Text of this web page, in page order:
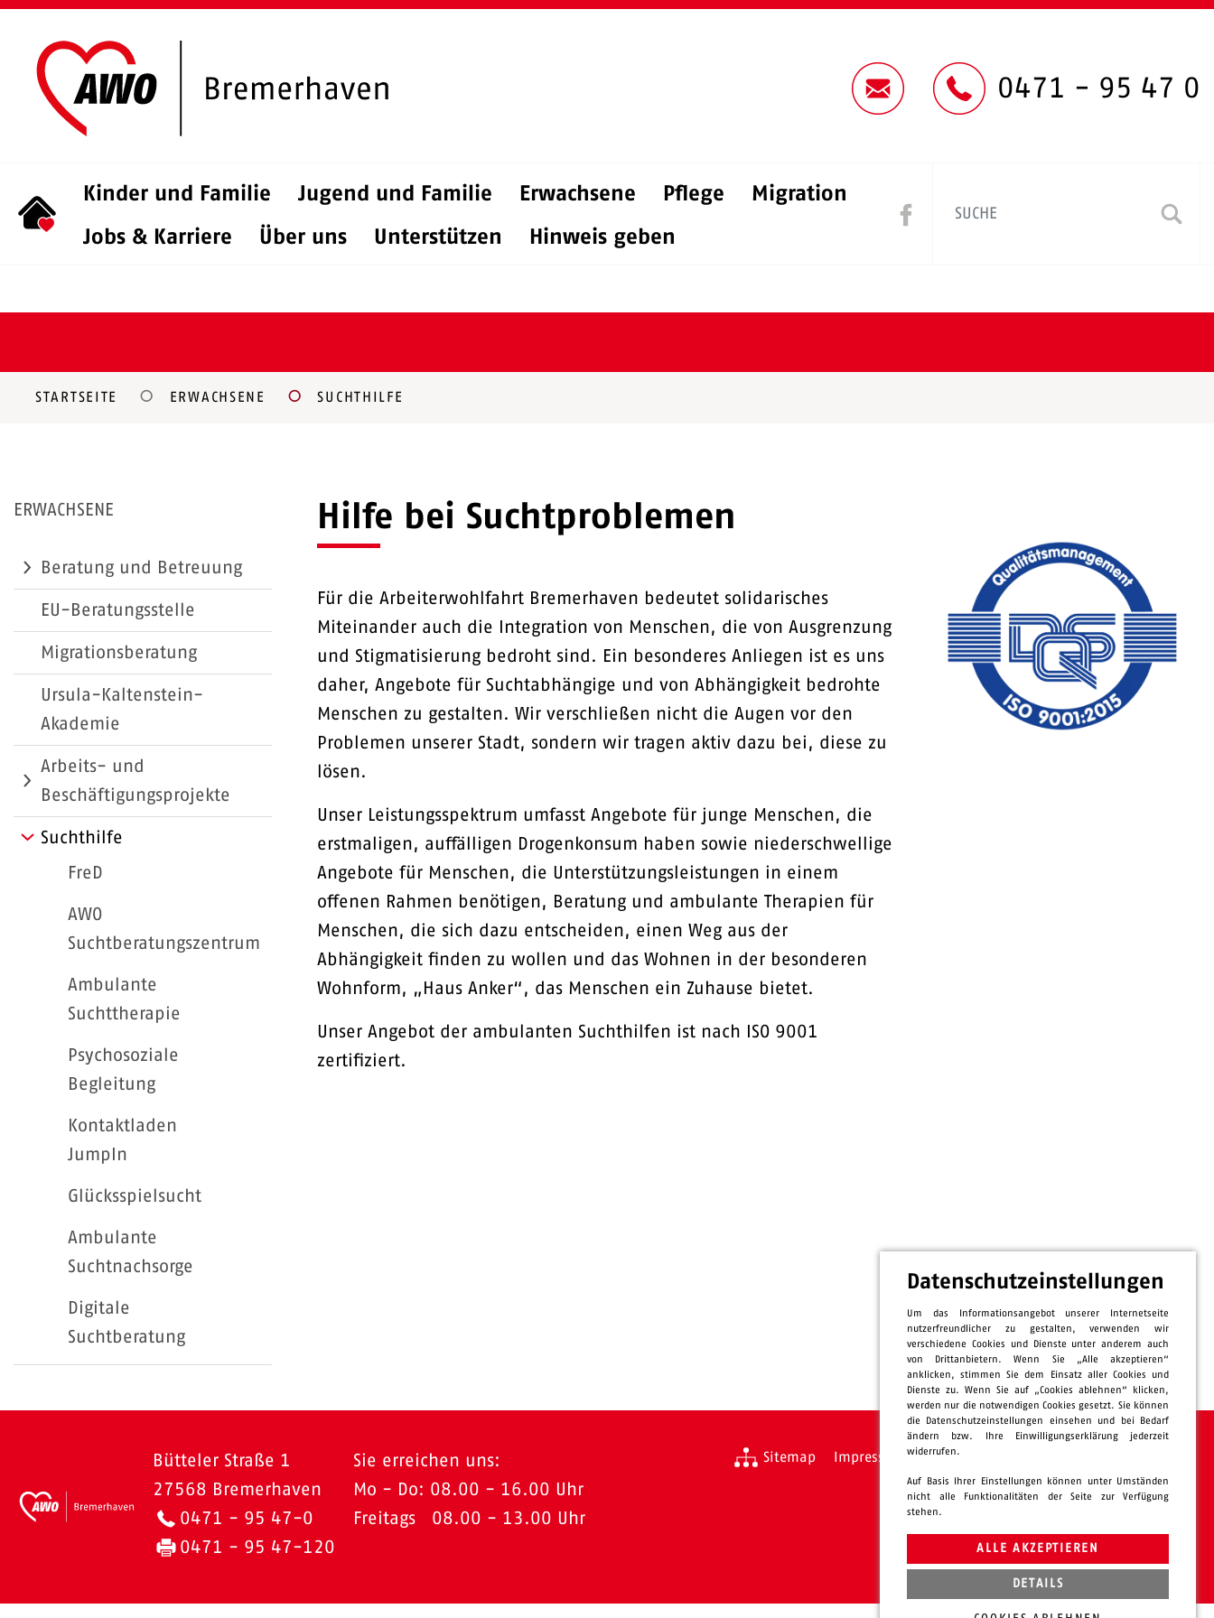
0471 - 95 47 0
Kinder und Familie Jugend und Familie Erwachsene Pflege
Migration
Jobs & Karriere
Über uns Unterstützen Hinweis geben
STARTSEITE ERWACHSENE SUCHTHILFE
Hilfe bei Suchtproblemen
Für die Arbeiterwohlfahrt Bremerhaven bedeutet solidarisches
Miteinander auch die Integration von Menschen, die von Ausgrenzung
und Stigmatisierung bedroht sind. Ein besonderes Anliegen ist es uns
daher, Angebote für Suchtabhängige und von Abhängigkeit bedrohte
Menschen zu gestalten. Wir verschließen nicht die Augen vor den
Problemen unserer Stadt, sondern wir tragen aktiv dazu bei, diese zu
lösen.
Unser Leistungsspektrum umfasst Angebote für junge Menschen, die
erstmaligen, auffälligen Drogenkonsum haben sowie niederschwellige
Angebote für Menschen, die Unterstützungsleistungen in einem
offenen Rahmen benötigen, Beratung und ambulante Therapien für
Menschen, die sich dazu entscheiden, einen Weg aus der
Abhängigkeit finden zu wollen und das Wohnen in der besonderen
Wohnform, „Haus Anker“, das Menschen ein Zuhause bietet.
Unser Angebot der ambulanten Suchthilfen ist nach ISO 9001
zertifiziert.
ERWACHSENE
Beratung und Betreuung
EU-Beratungsstelle
Migrationsberatung
Ursula-Kaltenstein-
Akademie
Arbeits- und
Beschäftigungsprojekte
Suchthilfe
FreD
AWO
Suchtberatungszentrum
Ambulante
Suchttherapie
Psychosoziale
Begleitung
Kontaktladen
JumpIn
Glücksspielsucht
Ambulante
Suchtnachsorge
Digitale
Suchtberatung
Bütteler Straße 1
27568 Bremerhaven
0471 - 95 47-0
0471 - 95 47-120
Sie erreichen uns:
Mo - Do: 08.00 - 16.00 Uhr
Freitags 08.00 - 13.00 Uhr
Sitemap Impressum Datenschutz
Datenschutzeinstellungen
Um das Informationsangebot unserer Internetseite
nutzerfreundlicher zu gestalten, verwenden wir
verschiedene Cookies und Dienste unter anderem auch
von Drittanbietern. Wenn Sie „Alle akzeptieren“
anklicken, stimmen Sie dem Einsatz aller Cookies und
Dienste zu. Wenn Sie auf „Cookies ablehnen“ klicken,
werden nur die notwendigen Cookies gesetzt. Sie können
die Datenschutzeinstellungen einsehen und bei Bedarf
ändern bzw. Ihre Einwilligungserklärung jederzeit
widerrufen.
Auf Basis Ihrer Einstellungen können unter Umständen
nicht alle Funktionalitäten der Seite zur Verfügung
stehen.
ALLE AKZEPTIEREN
DETAILS